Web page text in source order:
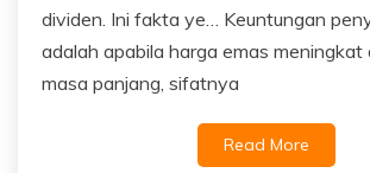
dividen. Ini fakta ye… Keuntungan
adalah apabila harga emas meningkat
masa panjang, sifatnya
Read More